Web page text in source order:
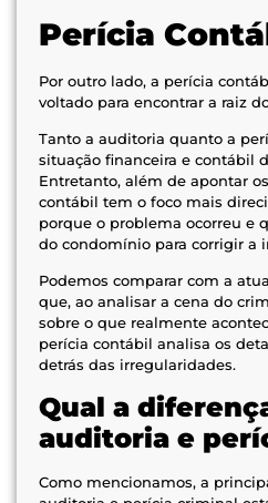
Perícia
Por outro lado, a perícia
voltado para encontrar a raiz
Tanto a auditoria quanto a
situação financeira e contábil
Entretanto, além de apontar
contábil tem o foco mais
porque o problema ocorreu e
do condomínio para corrigir a
Podemos comparar com a
que, ao analisar a cena do
sobre o que realmente
perícia contábil analisa os
detrás das irregularidades.
Qual a
auditoria e
Como mencionamos, a